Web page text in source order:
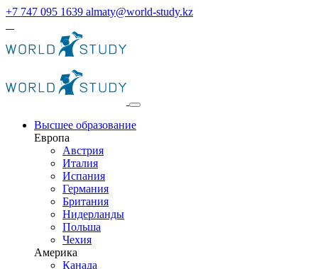
+7 747 095 1639 almaty@world-study.kz
Высшее образование
Европа
Австрия
Италия
Испания
Германия
Британия
Нидерланды
Польша
Чехия
Америка
Канада